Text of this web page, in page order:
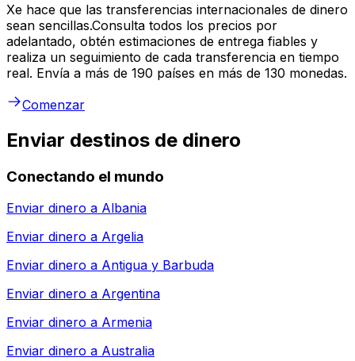
Xe hace que las transferencias internacionales de dinero
sean sencillas.Consulta todos los precios por
adelantado, obtén estimaciones de entrega fiables y
realiza un seguimiento de cada transferencia en tiempo
real. Envía a más de 190 países en más de 130 monedas.
Comenzar
Enviar destinos de dinero
Conectando el mundo
Enviar dinero a Albania
Enviar dinero a Argelia
Enviar dinero a Antigua y Barbuda
Enviar dinero a Argentina
Enviar dinero a Armenia
Enviar dinero a Australia